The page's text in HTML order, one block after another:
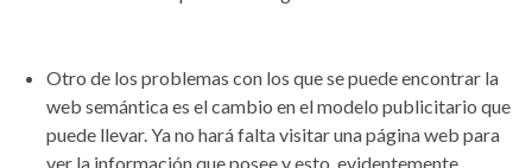
Otro de los problemas con los que se puede encontrar la
web semántica es el cambio en el modelo publicitario que
puede llevar. Ya no hará falta visitar una página web para
ver la información que posee y esto, evidentemente,